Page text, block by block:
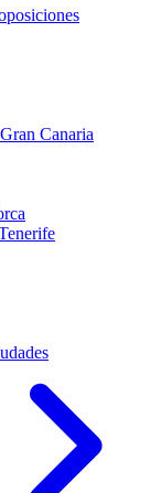
Canaria